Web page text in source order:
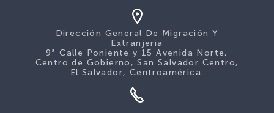
Dirección General De Migración Y
Extranjería
9ª Calle Poniente y 15 Avenida Norte,
Centro de Gobierno, San Salvador Centro,
El Salvador, Centroamérica.